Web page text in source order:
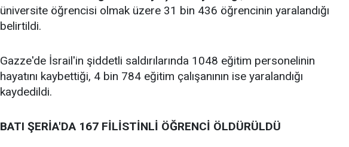
üniversite öğrencisi olmak üzere 31 bin 436 öğrencinin yaralandığı
belirtildi.
Gazze'de İsrail'in şiddetli saldırılarında 1048 eğitim personelinin
hayatını kaybettiği, 4 bin 784 eğitim çalışanının ise yaralandığı
kaydedildi.
BATI ŞERİA'DA 167 FİLİSTİNLİ ÖĞRENCİ ÖLDÜRÜLDÜ